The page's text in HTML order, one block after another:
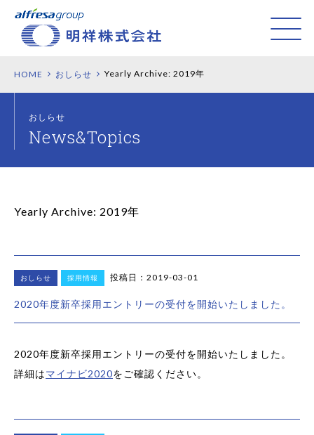
HOME おしらせ Yearly Archive: 2019年
おしらせ
Yearly Archive: 2019年
おしらせ 採用情報 投稿日：2019-03-01
2020年度新卒採用エントリーの受付を開始いたしました。
2020年度新卒採用エントリーの受付を開始いたしました。
詳細はマイナビ2020をご確認ください。